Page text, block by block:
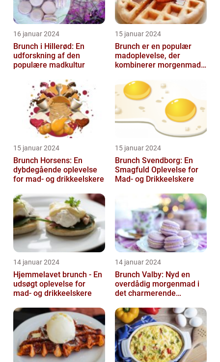
16 januar 2024
Brunch i Hillerød: En
udforskning af den
populære madkultur
15 januar 2024
Brunch er en populær
madoplevelse, der
kombinerer morgenmad
afslappet og hygg...
15 januar 2024
Brunch Horsens: En
dybdegående oplevelse
for mad- og drikkeelskere
15 januar 2024
Brunch Svendborg: En
Smagfuld Oplevelse for
Mad- og Drikkeelskere
14 januar 2024
Hjemmelavet brunch - En
udsøgt oplevelse for
mad- og drikkeelskere
14 januar 2024
Brunch Valby: Nyd en
overdådig morgenmad i
det charmerende